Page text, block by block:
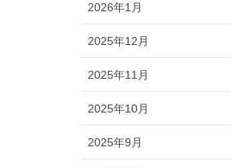
2026年1月
2025年12月
2025年11月
2025年10月
2025年9月